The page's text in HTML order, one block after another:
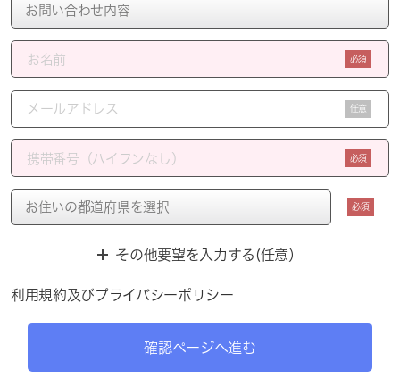
必須
任意
必須
必須
その他要望を入力する(任意）
利用規約及びプライバシーポリシー
確認ページへ進む